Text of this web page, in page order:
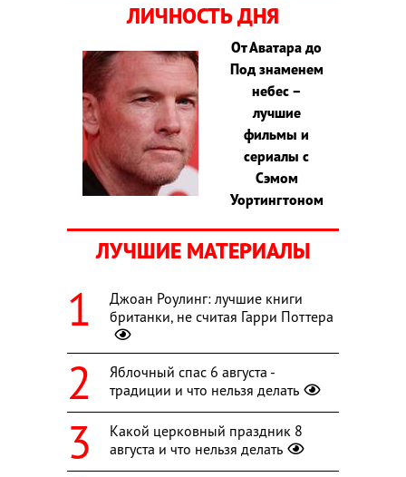
ЛИЧНОСТЬ ДНЯ
От Аватара до
Под знаменем
небес –
лучшие
фильмы и
сериалы с
Сэмом
Уортингтоном
ЛУЧШИЕ МАТЕРИАЛЫ
Джоан Роулинг: лучшие книги
британки, не считая Гарри Поттера
Яблочный спас 6 августа -
традиции и что нельзя делать
Какой церковный праздник 8
августа и что нельзя делать